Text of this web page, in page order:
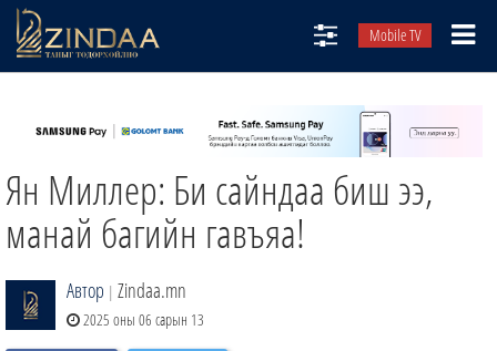
Mobile TV
ТВ8
ӨГЛӨӨНИЙ СОНИН
АУДИО ЗОХИОЛ
Ян Миллер: Би сайндаа биш ээ,
манай багийн гавъяа!
Автор | Zindaa.mn
2025 оны 06 сарын 13